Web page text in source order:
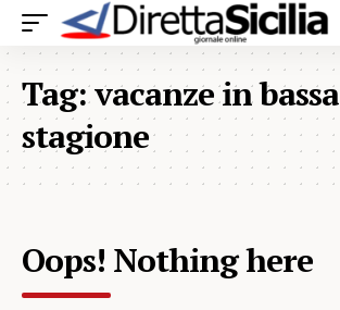
Tag:vacanze in bassa
stagione
Oops! Nothing here